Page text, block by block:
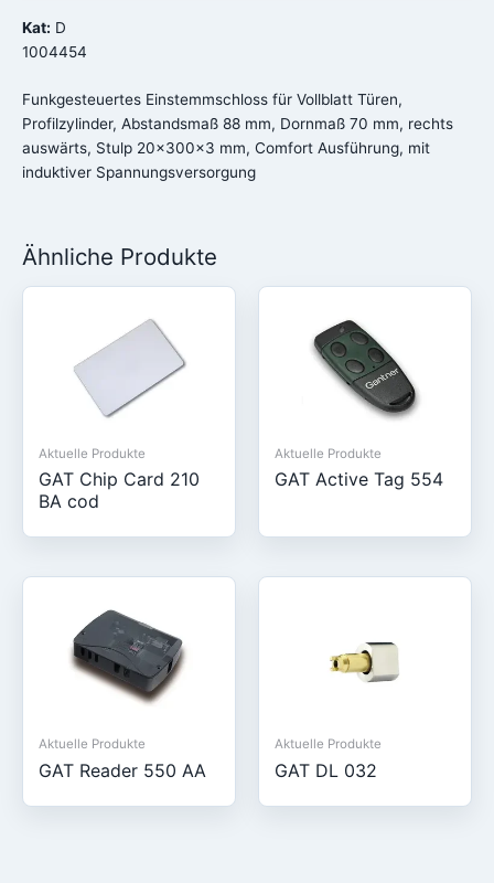
Kat: D
1004454
Funkgesteuertes Einstemmschloss für Vollblatt Türen,
Profilzylinder, Abstandsmaß 88 mm, Dornmaß 70 mm, rechts
auswärts, Stulp 20x300x3 mm, Comfort Ausführung, mit
induktiver Spannungsversorgung
Ähnliche Produkte
Aktuelle Produkte
GAT Chip Card 210
BA cod
Aktuelle Produkte
GAT Active Tag 554
Aktuelle Produkte
GAT Reader 550 AA
Aktuelle Produkte
GAT DL 032